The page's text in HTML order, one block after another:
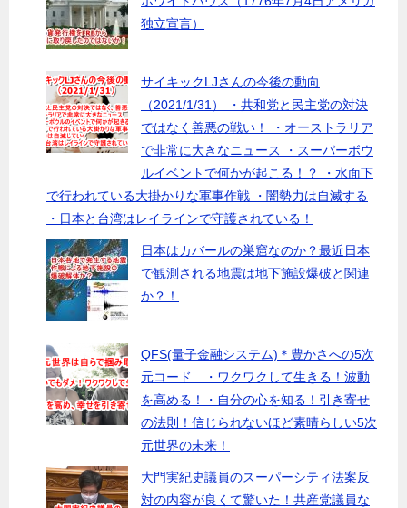
独立宣言）
サイキックLJさんの今後の動向
（2021/1/31） ・共和党と民主党の対決
ではなく善悪の戦い！ ・オーストラリア
で非常に大きなニュース ・スーパーボウ
ルイベントで何かが起こる！？ ・水面下
で行われている大掛かりな軍事作戦 ・闇勢力は自滅する
・日本と台湾はレイラインで守護されている！
日本はカバールの巣窟なのか？最近日本
で観測される地震は地下施設爆破と関連
か？！
QFS(量子金融システム)＊豊かさへの5次
元コード ・ワクワクして生きる！波動
を高める！・自分の心を知る！引き寄せ
の法則！信じられないほど素晴らしい5次
元世界の未来！
大門実紀史議員のスーパーシティ法案反
対の内容が良くて驚いた！共産党議員な